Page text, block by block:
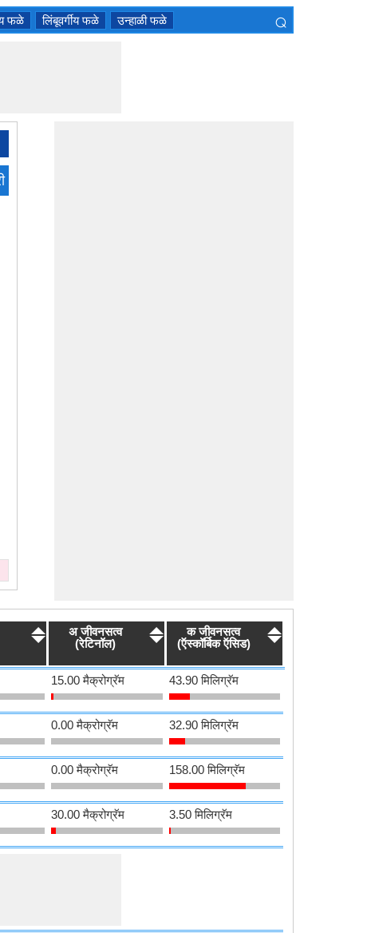
फळे लिंबूवर्गीय फळे उन्हाळी फळे ⌕
अ जीवनसत्व
(रेटिनॉल)
क जीवनसत्व
(ऍस्कॉर्बिक ऍसिड)
15.00 मैक्रोग्रॅम 43.90 मिलिग्रॅम
0.00 मैक्रोग्रॅम 32.90 मिलिग्रॅम
0.00 मैक्रोग्रॅम 158.00 मिलिग्रॅम
30.00 मैक्रोग्रॅम 3.50 मिलिग्रॅम